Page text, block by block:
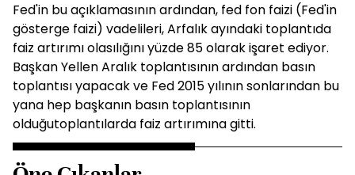
Fed'in bu açıklamasının ardından, fed fon faizi (Fed'in
gösterge faizi) vadelileri, Arfalık ayındaki toplantıda
faiz artırımı olasılığını yüzde 85 olarak işaret ediyor.
Başkan Yellen Aralık toplantısının ardından basın
toplantısı yapacak ve Fed 2015 yılının sonlarından bu
yana hep başkanın basın toplantısının
olduğutoplantılarda faiz artırımına gitti.